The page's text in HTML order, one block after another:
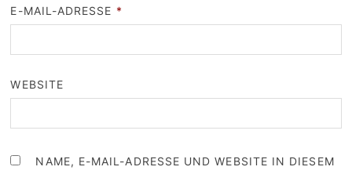
E-MAIL-ADRESSE *
WEBSITE
NAME, E-MAIL-ADRESSE UND WEBSITE IN DIESEM